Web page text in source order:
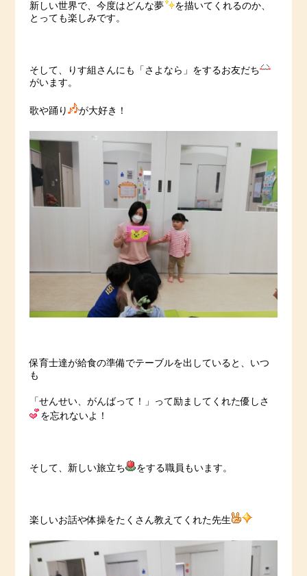
新しい世界で、今度はどんな夢
を描いてくれるのか、
とっても楽しみです。
そして、りす組さんにも「さよなら」をするお友だち
がいます。
歌や踊り が大好き！
保育士達が給食の準備でテーブルを出していると、いつ
も
「せんせい、がんばって！」って励ましてくれた優しさ
を忘れないよ！
そして、新しい旅立ち をする職員もいます。
楽しいお話や体操をたくさん教えてくれた先生